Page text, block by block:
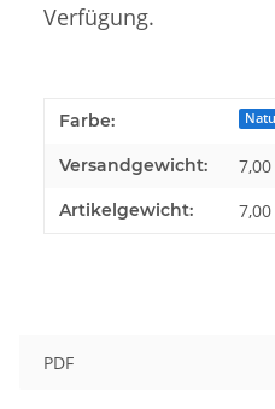
Verfügung.
Farbe:
Versandgewicht:
Artikelgewicht: 7,00
PDF